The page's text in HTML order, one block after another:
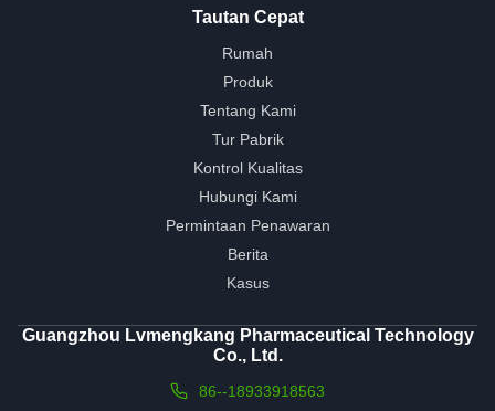
Tautan Cepat
Rumah
Produk
Tentang Kami
Tur Pabrik
Kontrol Kualitas
Hubungi Kami
Permintaan Penawaran
Berita
Kasus
Guangzhou Lvmengkang Pharmaceutical Technology
Co., Ltd.
86--18933918563